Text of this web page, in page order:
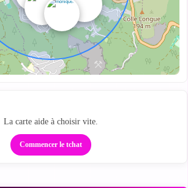
La carte aide à choisir vite.
Commencer le tchat